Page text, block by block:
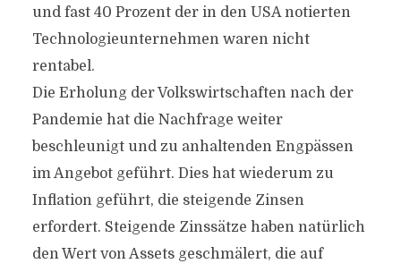
und fast 40 Prozent der in den USA notierten
Technologieunternehmen waren nicht
rentabel.
Die Erholung der Volkswirtschaften nach der
Pandemie hat die Nachfrage weiter
beschleunigt und zu anhaltenden Engpässen
im Angebot geführt. Dies hat wiederum zu
Inflation geführt, die steigende Zinsen
erfordert. Steigende Zinssätze haben natürlich
den Wert von Assets geschmälert, die auf